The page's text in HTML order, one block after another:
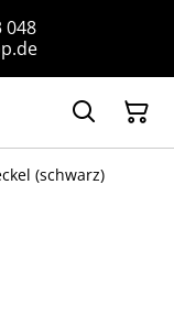
048
(schwarz)